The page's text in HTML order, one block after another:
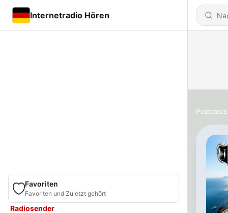
Internetradio Hören
Favoriten
Favoriten und Zuletzt gehört
Radiosender
Podcasts